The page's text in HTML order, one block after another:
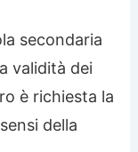
secondaria
validità dei
è richiesta la
della